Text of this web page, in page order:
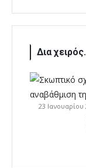
Δια
23 Ιανουαρίου